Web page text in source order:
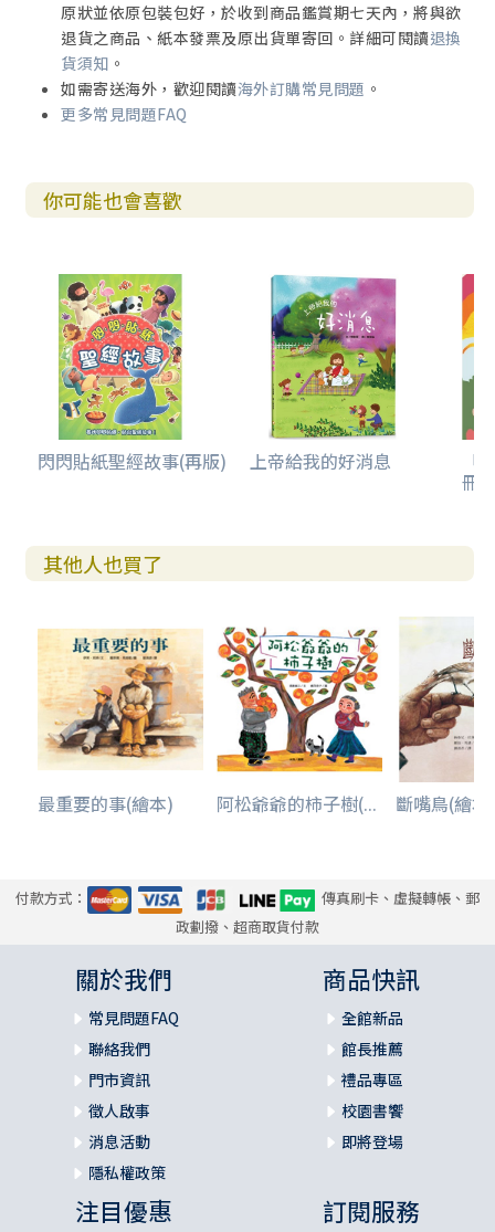
原狀並依原包裝包好，於收到商品鑑賞期七天內，將與欲
退貨之商品、紙本發票及原出貨單寄回。詳細可閱讀退換
貨須知 。
如需寄送海外，歡迎閱讀海外訂購常見問題 。
更多常見問題FAQ
你可能也會喜歡
閃閃貼紙聖經故事(再版) 上帝給我的好消息 「
冊
其他人也買了
最重要的事(繪本) 阿松爺爺的柿子樹(... 斷嘴鳥(繪本
付款方式：
傳真刷卡、虛擬轉帳、郵
政劃撥、超商取貨付款
關於我們
常見問題FAQ
聯絡我們
門市資訊
徵人啟事
消息活動
隱私權政策
商品快訊
全館新品
館長推薦
禮品專區
校園書饗
即將登場
注目優惠 訂閱服務